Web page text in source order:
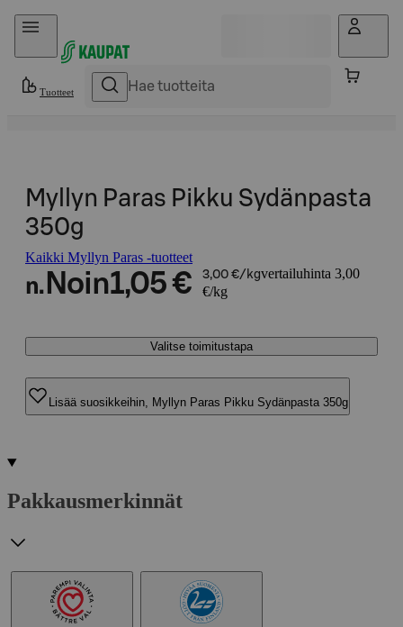
Hyppää sisältöön
Tuotteet
Myllyn Paras Pikku Sydänpasta
350g
Kaikki Myllyn Paras -tuotteet
n. Noin1,05 € 3,00 €/kgvertailuhinta 3,00
€/kg
Valitse toimitustapa
Lisää suosikkeihin, Myllyn Paras Pikku Sydänpasta 350g
Pakkausmerkinnät